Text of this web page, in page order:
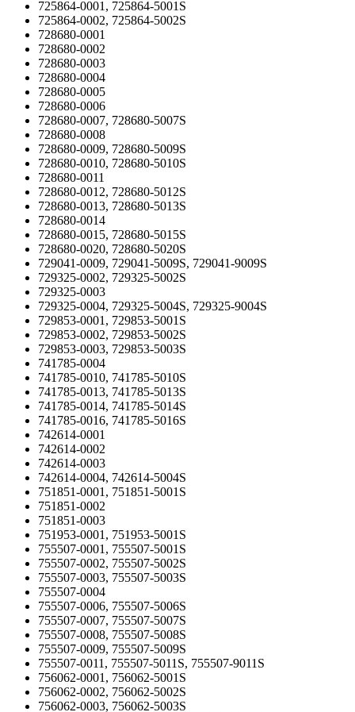
725864-0001, 725864-5001S
725864-0002, 725864-5002S
728680-0001
728680-0002
728680-0003
728680-0004
728680-0005
728680-0006
728680-0007, 728680-5007S
728680-0008
728680-0009, 728680-5009S
728680-0010, 728680-5010S
728680-0011
728680-0012, 728680-5012S
728680-0013, 728680-5013S
728680-0014
728680-0015, 728680-5015S
728680-0020, 728680-5020S
729041-0009, 729041-5009S, 729041-9009S
729325-0002, 729325-5002S
729325-0003
729325-0004, 729325-5004S, 729325-9004S
729853-0001, 729853-5001S
729853-0002, 729853-5002S
729853-0003, 729853-5003S
741785-0004
741785-0010, 741785-5010S
741785-0013, 741785-5013S
741785-0014, 741785-5014S
741785-0016, 741785-5016S
742614-0001
742614-0002
742614-0003
742614-0004, 742614-5004S
751851-0001, 751851-5001S
751851-0002
751851-0003
751953-0001, 751953-5001S
755507-0001, 755507-5001S
755507-0002, 755507-5002S
755507-0003, 755507-5003S
755507-0004
755507-0006, 755507-5006S
755507-0007, 755507-5007S
755507-0008, 755507-5008S
755507-0009, 755507-5009S
755507-0011, 755507-5011S, 755507-9011S
756062-0001, 756062-5001S
756062-0002, 756062-5002S
756062-0003, 756062-5003S